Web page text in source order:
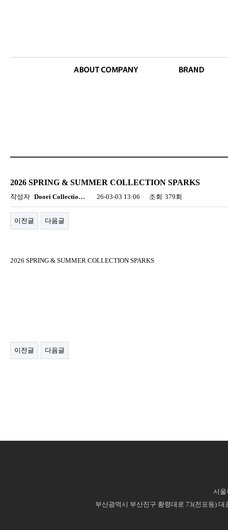
2026 SPRING & SUMMER COLLECTION SPARKS
작성자 Doori Collectio… 26-03-03 13:06 조회 379회
이전글 다음글
2026 SPRING & SUMMER COLLECTION SPARKS
이전글 다음글
서울
부산광역시 부산진구 황령대로 73(전포동) 대